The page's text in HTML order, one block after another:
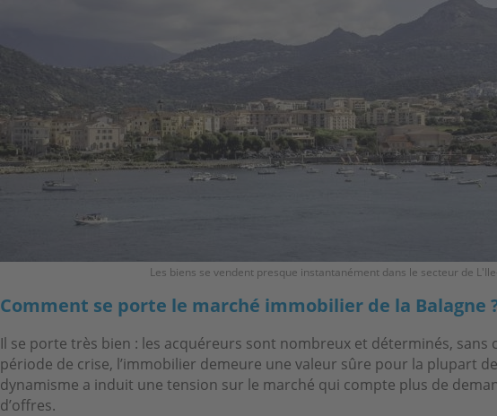
Les biens se vendent presque instantanément dans le secteur de
Comment se porte le marché immobilier de la Balagne
Il se porte très bien : les acquéreurs sont nombreux et déterminés, sans
période de crise, l’immobilier demeure une valeur sûre pour la plupart
dynamisme a induit une tension sur le marché qui compte plus de
d’offres.